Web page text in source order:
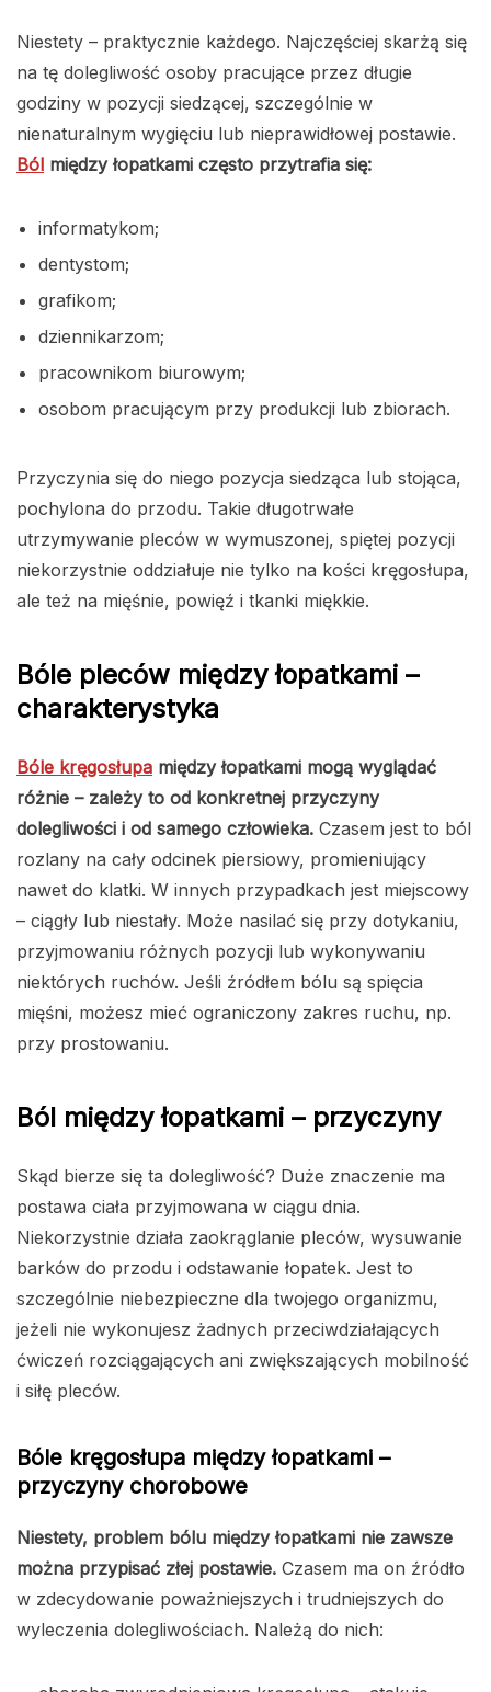
Niestety – praktycznie każdego. Najczęściej skarżą się
na tę dolegliwość osoby pracujące przez długie
godziny w pozycji siedzącej, szczególnie w
nienaturalnym wygięciu lub nieprawidłowej postawie.
Ból między łopatkami często przytrafia się:
informatykom;
dentystom;
grafikom;
dziennikarzom;
pracownikom biurowym;
osobom pracującym przy produkcji lub zbiorach.
Przyczynia się do niego pozycja siedząca lub stojąca,
pochylona do przodu. Takie długotrwałe
utrzymywanie pleców w wymuszonej, spiętej pozycji
niekorzystnie oddziałuje nie tylko na kości kręgosłupa,
ale też na mięśnie, powięź i tkanki miękkie.
Bóle pleców między łopatkami –
charakterystyka
Bóle kręgosłupa między łopatkami mogą wyglądać
różnie – zależy to od konkretnej przyczyny
dolegliwości i od samego człowieka. Czasem jest to ból
rozlany na cały odcinek piersiowy, promieniujący
nawet do klatki. W innych przypadkach jest miejscowy
– ciągły lub niestały. Może nasilać się przy dotykaniu,
przyjmowaniu różnych pozycji lub wykonywaniu
niektórych ruchów. Jeśli źródłem bólu są spięcia
mięśni, możesz mieć ograniczony zakres ruchu, np.
przy prostowaniu.
Ból między łopatkami – przyczyny
Skąd bierze się ta dolegliwość? Duże znaczenie ma
postawa ciała przyjmowana w ciągu dnia.
Niekorzystnie działa zaokrąglanie pleców, wysuwanie
barków do przodu i odstawanie łopatek. Jest to
szczególnie niebezpieczne dla twojego organizmu,
jeżeli nie wykonujesz żadnych przeciwdziałających
ćwiczeń rozciągających ani zwiększających mobilność
i siłę pleców.
Bóle kręgosłupa między łopatkami –
przyczyny chorobowe
Niestety, problem bólu między łopatkami nie zawsze
można przypisać złej postawie. Czasem ma on źródło
w zdecydowanie poważniejszych i trudniejszych do
wyleczenia dolegliwościach. Należą do nich: